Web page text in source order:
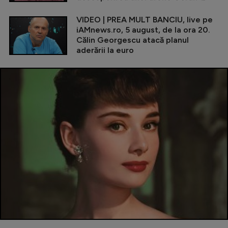
VIDEO | PREA MULT BANCIU, live pe
iAMnews.ro, 5 august, de la ora 20.
Călin Georgescu atacă planul
aderării la euro